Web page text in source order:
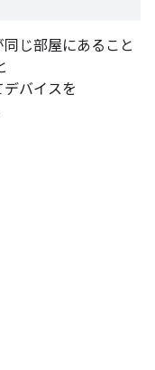
じ部屋にあること
バイスを